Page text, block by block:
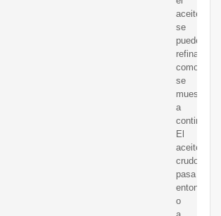
aceite
se
puede
refinar
como
se
muestra
a
El
aceite
crudo
pasa
entonces
o